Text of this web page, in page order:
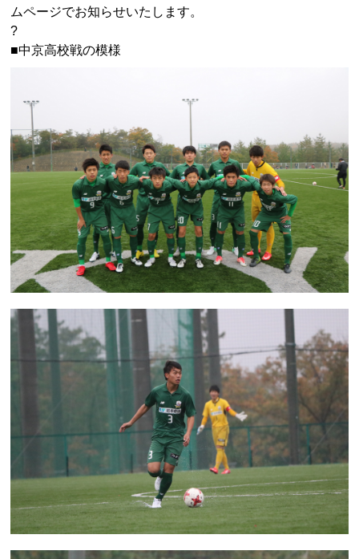
ムページでお知らせいたします。
?
■中京高校戦の模様